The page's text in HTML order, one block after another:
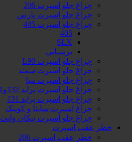
چراغ جلو اسپرت 206
چراغ جلو اسپرت پارس
چراغ جلو اسپرت 405
405
SLX
پرشیایی
چراغ جلو اسپرت L90
چراغ جلو اسپرت سمند
چراغ جلو اسپرت تیبا
چراغ جلو اسپرت پراید 132و111
چراغ جلو اسپرت پراید 131
چراغ اسپرت ساینا و کوییک
چراغ جلو اسپرت پیکان وانت
خطر عقب اسپرت
خطر عقب اسپرت 206